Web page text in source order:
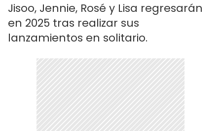
Jisoo, Jennie, Rosé y Lisa regresarán
en 2025 tras realizar sus
lanzamientos en solitario.